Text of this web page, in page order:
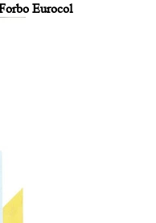
Eurocol